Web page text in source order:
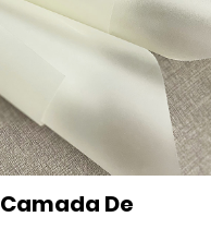
Camada De